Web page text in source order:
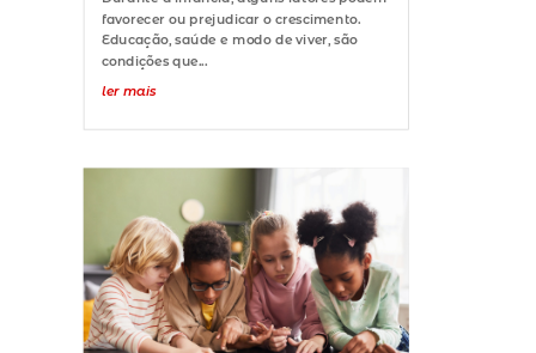
favorecer ou prejudicar o crescimento.
Educação, saúde e modo de viver, são
condições que...
ler mais